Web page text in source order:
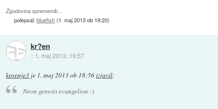
Zgodovina sprememb…
polepsal:bluefish(1. maj 2013 ob 19:20)
kr?en
:: 1. maj 2013, 19:57
korenje3 je 1. maj 2013 ob 18:56izjavil:
Neon genesis evangelion :)